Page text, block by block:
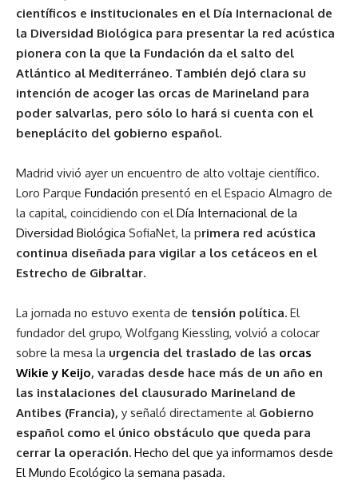
científicos e institucionales en el Día Internacional de
la Diversidad Biológica para presentar la red acústica
pionera con la que la Fundación da el salto del
Atlántico al Mediterráneo. También dejó clara su
intención de acoger las orcas de Marineland para
poder salvarlas, pero sólo lo hará si cuenta con el
beneplácito del gobierno español.
Madrid vivió ayer un encuentro de alto voltaje científico.
Loro Parque Fundación presentó en el Espacio Almagro de
la capital, coincidiendo con elDía Internacional de la
Diversidad Biológica SofiaNet, la primera red acústica
continua diseñada para vigilar a los cetáceos en el
Estrecho de Gibraltar.
La jornada no estuvo exenta de tensión política. El
fundador del grupo, Wolfgang Kiessling, volvió a colocar
sobre la mesa la urgencia del traslado de las orcas
Wikie y Keijo, varadas desde hace más de un año en
las instalaciones del clausurado Marineland de
Antibes (Francia), y señaló directamente al Gobierno
español como el único obstáculo que queda para
cerrar la operación. Hecho del que ya informamos desde
El Mundo Ecológico la semana pasada.